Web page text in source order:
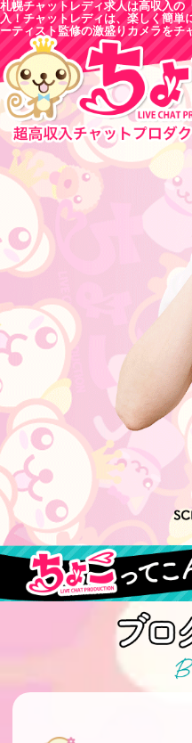
札幌チャットレディ求人は高収入の
入！チャットレディは、楽しく簡単
ーティスト監修の激盛りカメラをチ